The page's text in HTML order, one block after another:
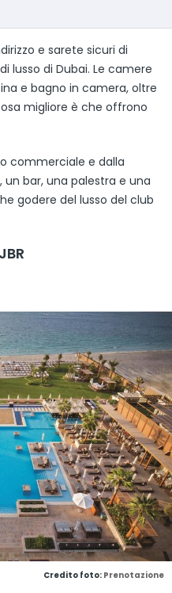
e sarete sicuri di
lusso di Dubai. Le camere
e bagno in camera, oltre
migliore è che offrono
commerciale e dalla
bar, una palestra e una
godere del lusso del club
Credito foto: Prenotazione